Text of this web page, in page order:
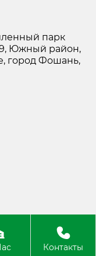
парк
Южный район,
город Фошань,
Контакты